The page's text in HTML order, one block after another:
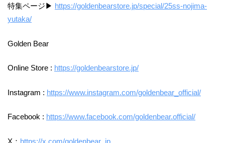
特集ページ▶︎ https://goldenbearstore.jp/special/25ss-nojima-
yutaka/
Golden Bear
Online Store : https://goldenbearstore.jp/
Instagram : https://www.instagram.com/goldenbear_official/
Facebook : https://www.facebook.com/goldenbear.official/
X： https://x.com/goldenbear_jp